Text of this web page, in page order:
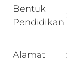
Bentuk
Pendidikan
:
Alamat :